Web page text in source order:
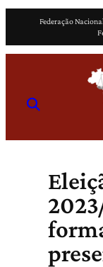
o
Federação